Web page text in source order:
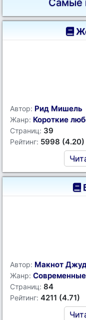
Самые
Автор: Рид Мишель
Жанр: Короткие
Страниц: 39
Рейтинг: 5998 (4.20)
Автор: Макнот
Жанр:
Страниц: 84
Рейтинг: 4211 (4.71)